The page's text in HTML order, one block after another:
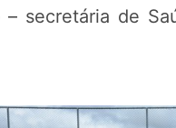
secretária de